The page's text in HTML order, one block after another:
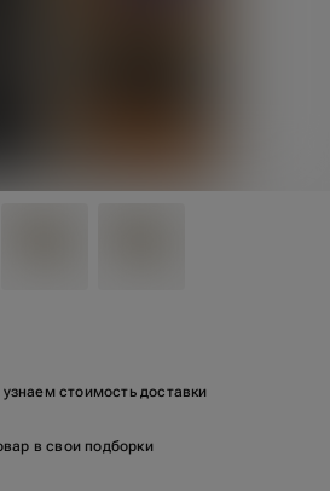
стоимость доставки
в свои подборки